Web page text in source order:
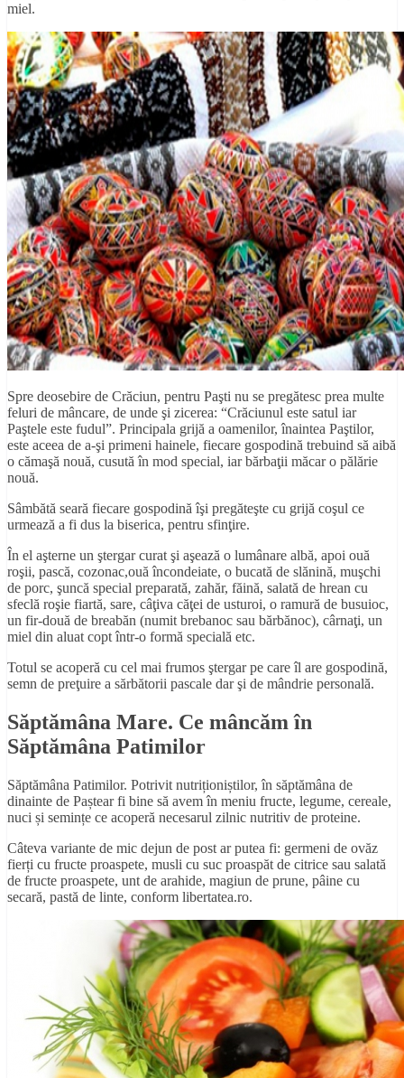
miel.
Spre deosebire de Crăciun, pentru Paşti nu se pregătesc prea multe
feluri de mâncare, de unde şi zicerea: “Crăciunul este satul iar
Paştele este fudul”. Principala grijă a oamenilor, înaintea Paştilor,
este aceea de a-şi primeni hainele, fiecare gospodină trebuind să aibă
o cămaşă nouă, cusută în mod special, iar bărbaţii măcar o pălărie
nouă.
Sâmbătă seară fiecare gospodină îşi pregăteşte cu grijă coşul ce
urmează a fi dus la biserica, pentru sfinţire.
În el aşterne un ştergar curat şi aşează o lumânare albă, apoi ouă
roşii, pască, cozonac,ouă încondeiate, o bucată de slănină, muşchi
de porc, şuncă special preparată, zahăr, făină, salată de hrean cu
sfeclă roşie fiartă, sare, câţiva căţei de usturoi, o ramură de busuioc,
un fir-două de breabăn (numit brebanoc sau bărbănoc), cârnaţi, un
miel din aluat copt într-o formă specială etc.
Totul se acoperă cu cel mai frumos ştergar pe care îl are gospodină,
semn de preţuire a sărbătorii pascale dar şi de mândrie personală.
Săptămâna Mare. Ce mâncăm în
Săptămâna Patimilor
Săptămâna Patimilor. Potrivit nutriționiștilor, în săptămâna de
dinainte de Paștear fi bine să avem în meniu fructe, legume, cereale,
nuci și semințe ce acoperă necesarul zilnic nutritiv de proteine.
Câteva variante de mic dejun de post ar putea fi: germeni de ovăz
fierți cu fructe proaspete, musli cu suc proaspăt de citrice sau salată
de fructe proaspete, unt de arahide, magiun de prune, pâine cu
secară, pastă de linte, conform libertatea.ro.